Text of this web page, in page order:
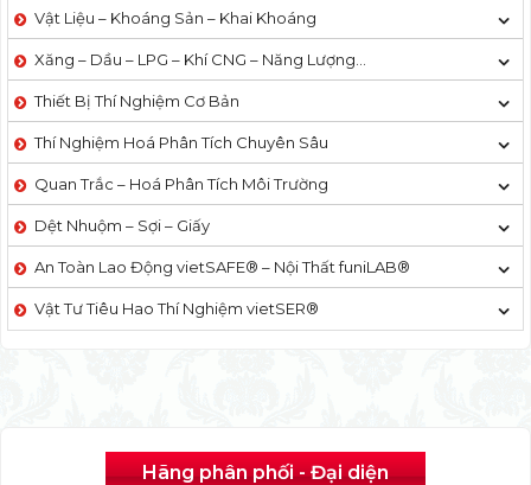
Vật Liệu – Khoáng Sản – Khai Khoáng
Xăng – Dầu – LPG – Khí CNG – Năng Lượng…
Thiết Bị Thí Nghiệm Cơ Bản
Thí Nghiệm Hoá Phân Tích Chuyên Sâu
Quan Trắc – Hoá Phân Tích Môi Trường
Dệt Nhuộm – Sợi – Giấy
An Toàn Lao Động vietSAFE® – Nội Thất funiLAB®
Vật Tư Tiêu Hao Thí Nghiệm vietSER®
Hãng phân phối - Đại diện